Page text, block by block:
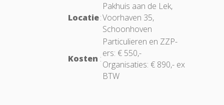
Locatie:
Pakhuis aan de Lek,
Voorhaven 35,
Schoonhoven
Kosten :
Particulieren en ZZP-
ers: € 550,-
Organisaties: € 890,- ex
BTW